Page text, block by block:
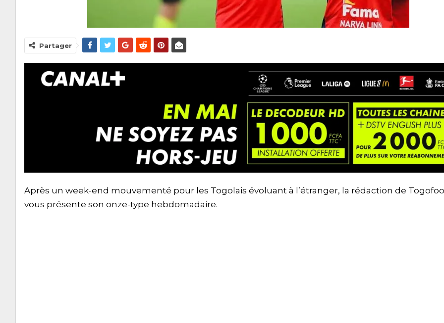
Partager
Après un week-end mouvementé pour les Togolais évoluant à l’étranger, la rédaction de
vous présente son onze-type hebdomadaire.